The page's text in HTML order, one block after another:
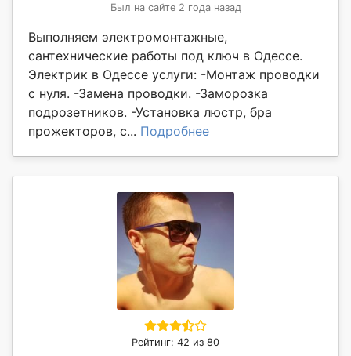
Был на сайте 2 года назад
Выполняем электромонтажные,
сантехнические работы под ключ в Одессе.
Электрик в Одессе услуги: -Монтаж проводки
с нуля. -Замена проводки. -Заморозка
подрозетников. -Установка люстр, бра
прожекторов, с... Подробнее
Рейтинг: 42 из 80